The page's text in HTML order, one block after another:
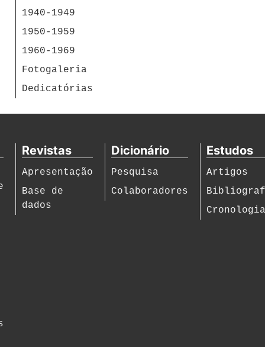
1940-1949
1950-1959
1960-1969
Fotogaleria
Dedicatórias
Revistas
Apresentação
Base de
dados
Dicionário
Pesquisa
Colaboradores
Estudos
Artigos